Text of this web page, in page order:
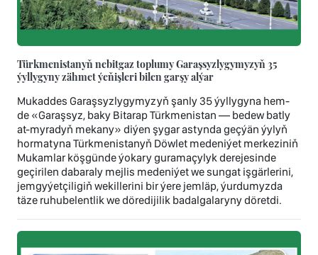
Türkmenistanyň nebitgaz toplumy Garaşsyzlygymyzyň 35
ýyllygyny zähmet ýeňişleri bilen garşy alýar
Mukaddes Garaşsyzlygymyzyň şanly 35 ýyllygyna hem-
de «Garaşsyz, baky Bitarap Türkmenistan — bedew batly
at-myradyň mekany» diýen şygar astynda geçýän ýylyň
hormatyna Türkmenistanyň Döwlet medeniýet merkeziniň
Mukamlar köşgünde ýokary guramaçylyk derejesinde
geçirilen dabaraly mejlis medeniýet we sungat işgärlerini,
jemgyýetçiligiň wekillerini bir ýere jemläp, ýurdumyzda
täze ruhubelentlik we döredijilik badalgalaryny döretdi.